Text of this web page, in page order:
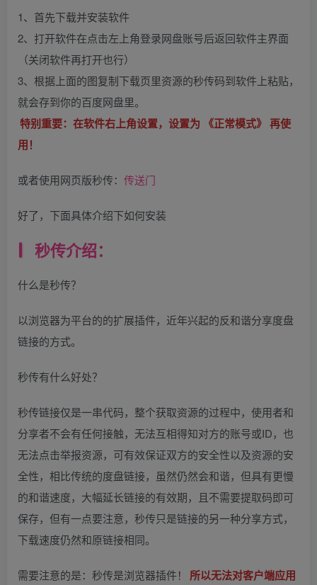
1、首先下载并安装软件
2、打开软件在点击左上角登录网盘账号后返回软件主界面
（关闭软件再打开也行）
3、根据上面的图复制下载页里资源的秒传码到软件上粘贴，
就会存到你的百度网盘里。
特别重要：在软件右上角设置，设置为 《正常模式》 再使
用！
或者使用网页版秒传： 传送门
好了，下面具体介绍下如何安装
秒传介绍：
什么是秒传？
以浏览器为平台的的扩展插件，近年兴起的反和谐分享度盘
链接的方式。
秒传有什么好处？
秒传链接仅是一串代码，整个获取资源的过程中，使用者和
分享者不会有任何接触，无法互相得知对方的账号或ID，也
无法点击举报资源，可有效保证双方的安全性以及资源的安
全性，相比传统的度盘链接，虽然仍然会和谐，但具有更慢
的和谐速度，大幅延长链接的有效期，且不需要提取码即可
保存，但有一点要注意，秒传只是链接的另一种分享方式，
下载速度仍然和原链接相同。
需要注意的是：秒传是浏览器插件！
所以无法对客户端应用